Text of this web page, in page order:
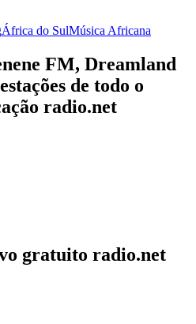
África do SulMúsica Africana
FM, Dreamland
de todo o
radio.net
gratuito radio.net